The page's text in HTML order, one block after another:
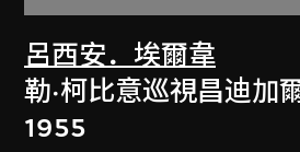
呂西安．埃爾韋
勒·柯比意巡視昌迪加
1955